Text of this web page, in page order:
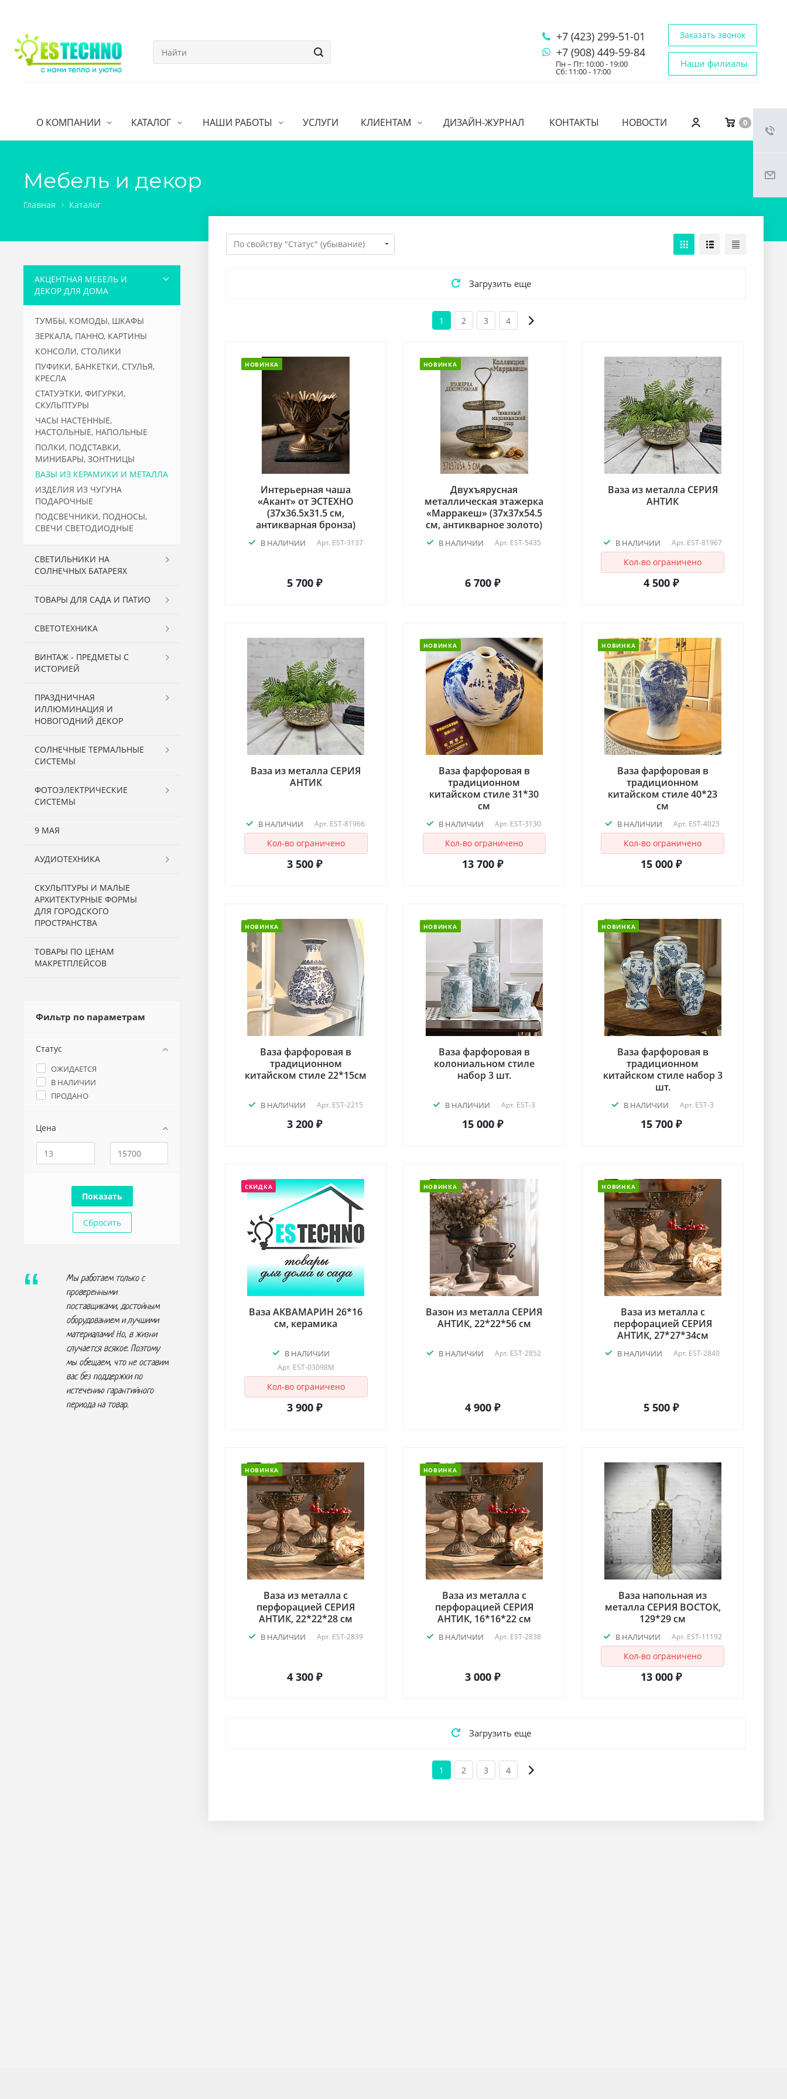
+7 (423) 299-51-01
+7 (908) 449-59-84
Пн – Пт: 10:00 - 19:00
Сб: 11:00 - 17:00
Заказать звонок
Наши филиалы
0
О КОМПАНИИ КАТАЛОГ НАШИ РАБОТЫ УСЛУГИ КЛИЕНТАМ ДИЗАЙН-ЖУРНАЛ КОНТАКТЫ НОВОСТИ
Мебель и декор
Главная Каталог
Загрузить еще
1 2 3 4
НОВИНКА
Интерьерная чаша
«Акант» от ЭСТЕХНО
(37х36.5х31.5 см,
антикварная бронза)
В НАЛИЧИИ Арт. EST-3137
5 700 ₽
НОВИНКА
Двухъярусная
металлическая этажерка
«Марракеш» (37х37х54.5
см, антикварное золото)
В НАЛИЧИИ Арт. EST-5435
6 700 ₽
Ваза из металла СЕРИЯ
АНТИК
В НАЛИЧИИ Арт. EST-81967
Кол-во ограничено
4 500 ₽
Ваза из металла СЕРИЯ
АНТИК
В НАЛИЧИИ Арт. EST-81966
Кол-во ограничено
3 500 ₽
НОВИНКА
Ваза фарфоровая в
традиционном
китайском стиле 31*30
см
В НАЛИЧИИ Арт. EST-3130
Кол-во ограничено
13 700 ₽
НОВИНКА
Ваза фарфоровая в
традиционном
китайском стиле 40*23
см
В НАЛИЧИИ Арт. EST-4023
Кол-во ограничено
15 000 ₽
НОВИНКА
Ваза фарфоровая в
традиционном
китайском стиле 22*15см
В НАЛИЧИИ Арт. EST-2215
3 200 ₽
НОВИНКА
Ваза фарфоровая в
колониальном стиле
набор 3 шт.
В НАЛИЧИИ Арт. EST-3
15 000 ₽
НОВИНКА
Ваза фарфоровая в
традиционном
китайском стиле набор 3
шт.
В НАЛИЧИИ Арт. EST-3
15 700 ₽
СКИДКА
Ваза АКВАМАРИН 26*16
см, керамика
В НАЛИЧИИ
Арт. EST-03098M
Кол-во ограничено
3 900 ₽
НОВИНКА
Вазон из металла СЕРИЯ
АНТИК, 22*22*56 см
В НАЛИЧИИ Арт. EST-2852
4 900 ₽
НОВИНКА
Ваза из металла с
перфорацией СЕРИЯ
АНТИК, 27*27*34см
В НАЛИЧИИ Арт. EST-2840
5 500 ₽
НОВИНКА
Ваза из металла с
перфорацией СЕРИЯ
АНТИК, 22*22*28 см
В НАЛИЧИИ Арт. EST-2839
4 300 ₽
НОВИНКА
Ваза из металла с
перфорацией СЕРИЯ
АНТИК, 16*16*22 см
В НАЛИЧИИ Арт. EST-2838
3 000 ₽
Ваза напольная из
металла СЕРИЯ ВОСТОК,
129*29 см
В НАЛИЧИИ Арт. EST-11192
Кол-во ограничено
13 000 ₽
Загрузить еще
1 2 3 4
АКЦЕНТНАЯ МЕБЕЛЬ И
ДЕКОР ДЛЯ ДОМА
ТУМБЫ, КОМОДЫ, ШКАФЫ
ЗЕРКАЛА, ПАННО, КАРТИНЫ
КОНСОЛИ, СТОЛИКИ
ПУФИКИ, БАНКЕТКИ, СТУЛЬЯ,
КРЕСЛА
СТАТУЭТКИ, ФИГУРКИ,
СКУЛЬПТУРЫ
ЧАСЫ НАСТЕННЫЕ,
НАСТОЛЬНЫЕ, НАПОЛЬНЫЕ
ПОЛКИ, ПОДСТАВКИ,
МИНИБАРЫ, ЗОНТНИЦЫ
ВАЗЫ ИЗ КЕРАМИКИ И МЕТАЛЛА
ИЗДЕЛИЯ ИЗ ЧУГУНА
ПОДАРОЧНЫЕ
ПОДСВЕЧНИКИ, ПОДНОСЫ,
СВЕЧИ СВЕТОДИОДНЫЕ
СВЕТИЛЬНИКИ НА
СОЛНЕЧНЫХ БАТАРЕЯХ
ТОВАРЫ ДЛЯ САДА И ПАТИО
СВЕТОТЕХНИКА
ВИНТАЖ - ПРЕДМЕТЫ С
ИСТОРИЕЙ
ПРАЗДНИЧНАЯ
ИЛЛЮМИНАЦИЯ И
НОВОГОДНИЙ ДЕКОР
СОЛНЕЧНЫЕ ТЕРМАЛЬНЫЕ
СИСТЕМЫ
ФОТОЭЛЕКТРИЧЕСКИЕ
СИСТЕМЫ
9 МАЯ
АУДИОТЕХНИКА
СКУЛЬПТУРЫ И МАЛЫЕ
АРХИТЕКТУРНЫЕ ФОРМЫ
ДЛЯ ГОРОДСКОГО
ПРОСТРАНСТВА
ТОВАРЫ ПО ЦЕНАМ
МАКРЕТПЛЕЙСОВ
Фильтр по параметрам
Статус
ОЖИДАЕТСЯ
В НАЛИЧИИ
ПРОДАНО
Цена
Сбросить
Мы работаем только с
проверенными
поставщиками, достойным
оборудованием и лучшими
материалами! Но, в жизни
случается всякое. Поэтому
мы обещаем, что не оставим
вас без поддержки по
истечению гарантийного
периода на товар.